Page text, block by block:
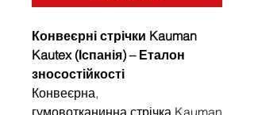
Конвеєрні стрічки Kauman
Kautex (Іспанія) – Еталон
зносостійкості
Конвеєрна,
гумовотканинна стрічка Kauman